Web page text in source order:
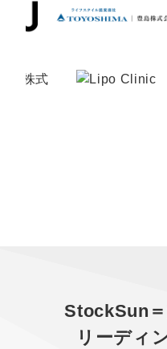
StockSun
リーディ